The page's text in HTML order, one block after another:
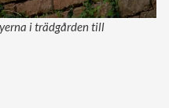
i trädgården till